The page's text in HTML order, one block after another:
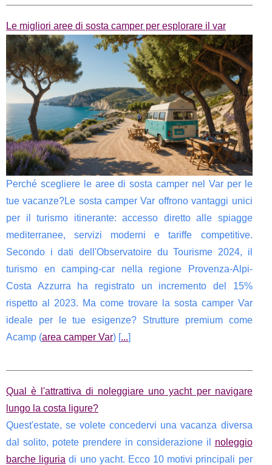
Le migliori aree di sosta camper per esplorare il var
Perché scegliere le aree di sosta camper nel Var per le
tue vacanze?Le sosta camper Var offrono vantaggi unici
per il turismo itinerante: accesso diretto alle spiagge
mediterranee, servizi moderni e tariffe competitive.
Secondo i dati dell'Observatoire du Tourisme 2024, il
turismo en camping-car nella regione Provenza-Alpi-
Costa Azzurra ha registrato un incremento del 15%
rispetto al 2023. Ma come trovare la sosta camper Var
ideale per le tue esigenze? Strutture premium come
Acamp (area camper Var) [...]
Qual è l'attrattiva di noleggiare uno yacht per navigare
lungo la costa ligure?
Quest'estate, se volete concedervi una vacanza diversa
dal solito, potete prendere in considerazione il noleggio
barche liguria di uno yacht. Ecco 10 motivi principali per